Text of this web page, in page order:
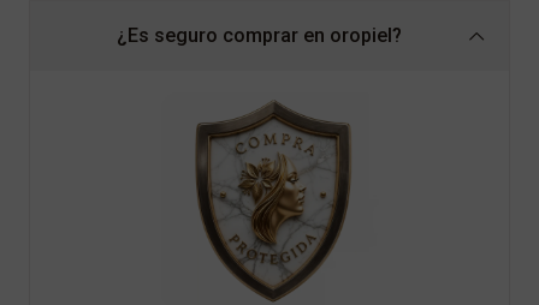
¿Es seguro comprar en oropiel?